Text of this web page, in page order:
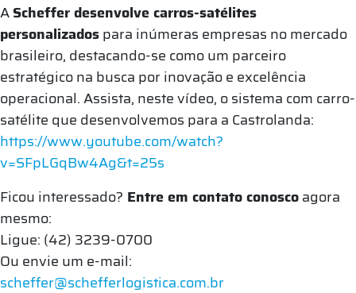
AScheffer desenvolve carros-satélites
personalizadospara inúmeras empresas no mercado
brasileiro, destacando-se como um parceiro
estratégico na busca por inovação e excelência
operacional. Assista, neste vídeo, o sistema com carro-
satélite que desenvolvemos para a Castrolanda:
https://www.youtube.com/watch?
v=SFpLGqBw4Ag&t=25s
Ficou interessado? Entre em contato conoscoagora
mesmo:
Ligue: (42) 3239-0700
Ou envie um e-mail:
scheffer@schefferlogistica.com.br